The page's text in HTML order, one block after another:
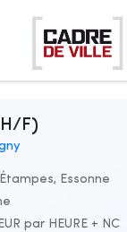
F)
Étampes, Essonne
par HEURE + NC